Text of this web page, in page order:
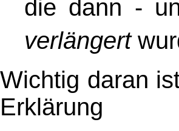
die dann -
verlängert
Wichtig daran
Erklärung